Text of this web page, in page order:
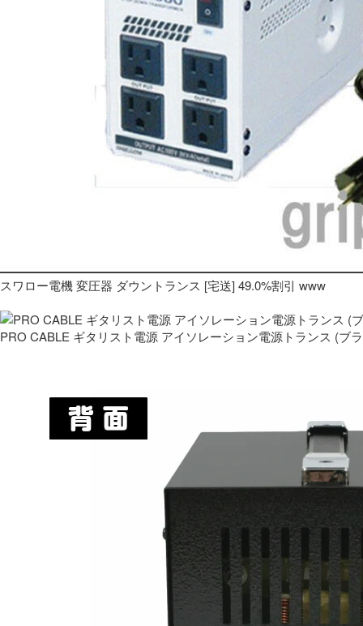
スワロー電機 変圧器 ダウントランス [宅送] 49.0%割引 www
PRO CABLE ギタリスト電源 アイソレーション電源トランス (ブ